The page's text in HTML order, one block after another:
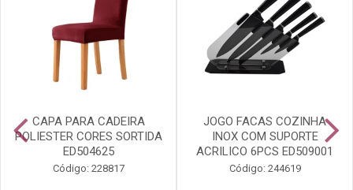
CAPA PARA CADEIRA
POLIESTER CORES SORTIDA
ED504625
Código: 228817
JOGO FACAS COZINHA
INOX COM SUPORTE
ACRILICO 6PCS ED509001
Código: 244619